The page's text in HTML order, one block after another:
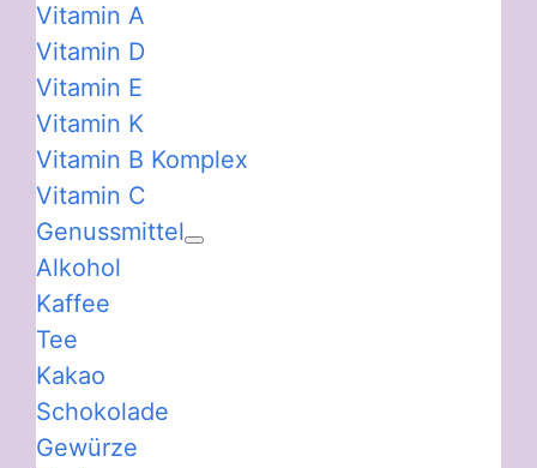
Vitamin A
Vitamin D
Vitamin E
Vitamin K
Vitamin B Komplex
Vitamin C
Genussmittel
Alkohol
Kaffee
Tee
Kakao
Schokolade
Gewürze